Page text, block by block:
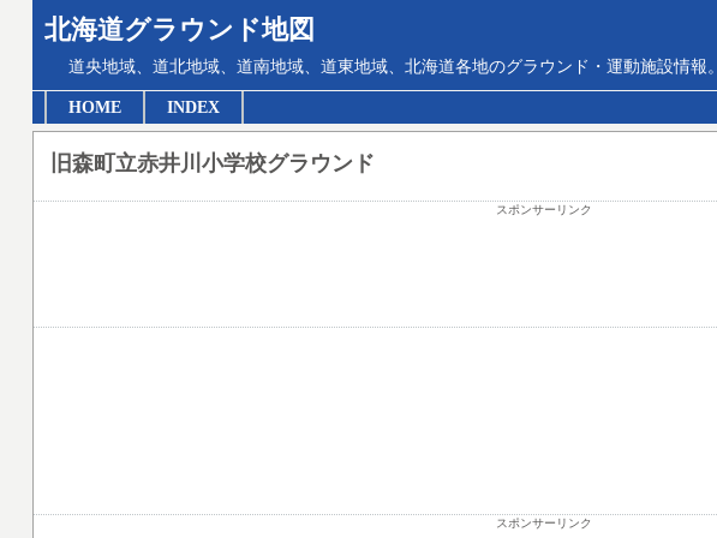
北海道グラウンド地図
道央地域、道北地域、道南地域、道東地域、北海道各地のグラウンド・運動施設情報。
HOME INDEX
旧森町立赤井川小学校グラウンド
スポンサーリンク
スポンサーリンク